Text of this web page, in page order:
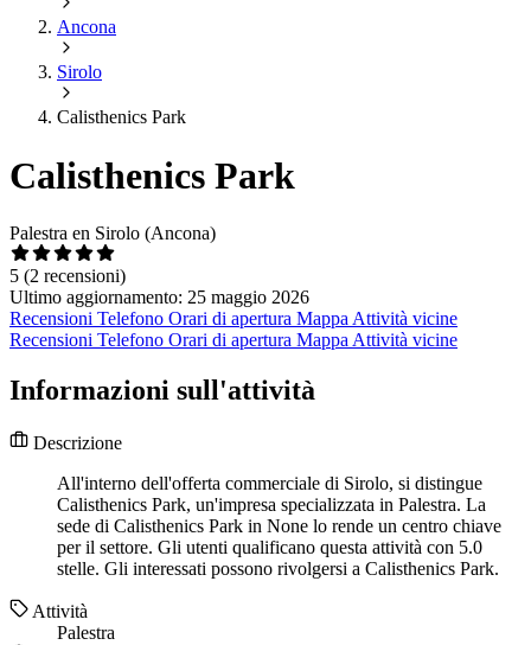
Ancona
Sirolo
Calisthenics Park
Calisthenics Park
Palestra en Sirolo (Ancona)
5 (2 recensioni)
Ultimo aggiornamento: 25 maggio 2026
Recensioni Telefono Orari di apertura Mappa Attività vicine
Recensioni Telefono Orari di apertura Mappa Attività vicine
Informazioni sull'attività
Descrizione
All'interno dell'offerta commerciale di Sirolo, si distingue
Calisthenics Park, un'impresa specializzata in Palestra. La
sede di Calisthenics Park in None lo rende un centro chiave
per il settore. Gli utenti qualificano questa attività con 5.0
stelle. Gli interessati possono rivolgersi a Calisthenics Park.
Attività
Palestra